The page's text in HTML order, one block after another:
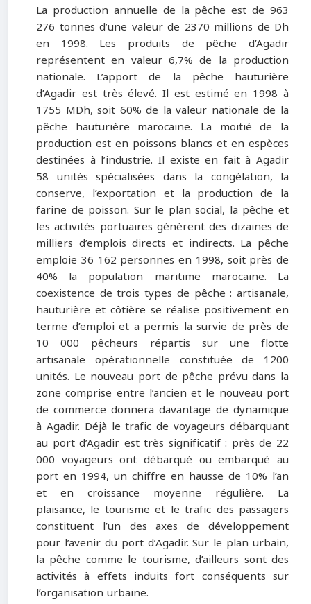
La production annuelle de la pêche est de 963
276 tonnes d’une valeur de 2370 millions de Dh
en 1998. Les produits de pêche d’Agadir
représentent en valeur 6,7% de la production
nationale. L’apport de la pêche hauturière
d’Agadir est très élevé. Il est estimé en 1998 à
1755 MDh, soit 60% de la valeur nationale de la
pêche hauturière marocaine. La moitié de la
production est en poissons blancs et en espèces
destinées à l’industrie. Il existe en fait à Agadir
58 unités spécialisées dans la congélation, la
conserve, l’exportation et la production de la
farine de poisson. Sur le plan social, la pêche et
les activités portuaires génèrent des dizaines de
milliers d’emplois directs et indirects. La pêche
emploie 36 162 personnes en 1998, soit près de
40% la population maritime marocaine. La
coexistence de trois types de pêche : artisanale,
hauturière et côtière se réalise positivement en
terme d’emploi et a permis la survie de près de
10 000 pêcheurs répartis sur une flotte
artisanale opérationnelle constituée de 1200
unités. Le nouveau port de pêche prévu dans la
zone comprise entre l’ancien et le nouveau port
de commerce donnera davantage de dynamique
à Agadir. Déjà le trafic de voyageurs débarquant
au port d’Agadir est très significatif : près de 22
000 voyageurs ont débarqué ou embarqué au
port en 1994, un chiffre en hausse de 10% l’an
et en croissance moyenne régulière. La
plaisance, le tourisme et le trafic des passagers
constituent l’un des axes de développement
pour l’avenir du port d’Agadir. Sur le plan urbain,
la pêche comme le tourisme, d’ailleurs sont des
activités à effets induits fort conséquents sur
l’organisation urbaine.